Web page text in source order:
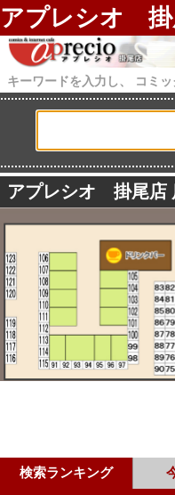
アプレシオ 掛
キーワードを入力し、 コミッ
アプレシオ 掛尾店
検索ランキング